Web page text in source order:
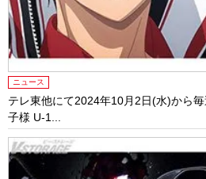
ニュース
テレ東他にて2024年10⽉2⽇(⽔)から
⼦様 U-1...